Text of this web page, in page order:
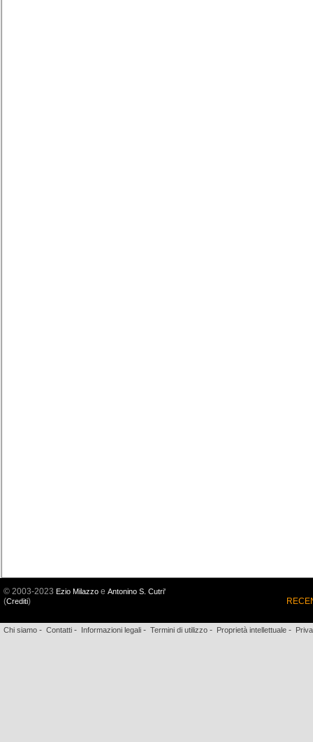
© 2003-2023 Ezio Milazzo e Antonino S. Cutri'
(Crediti)
Chi siamo - Contatti - Informazioni legali - Termini di utilizzo - Proprietà intellettuale -